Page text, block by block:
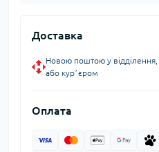
Доставка
Новою поштою у
або курʼєром
Оплата